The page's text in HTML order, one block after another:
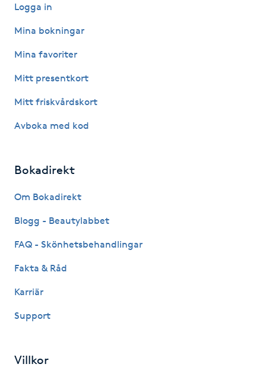
IPL
IR-massage
Japansk massage
K18
Keratinbehandling
Logga in
Mina bokningar
Mina favoriter
Mitt presentkort
Mitt friskvårdskort
Avboka med kod
Bokadirekt
Om Bokadirekt
Blogg - Beautylabbet
FAQ - Skönhetsbehandlingar
Fakta & Råd
Karriär
Support
Villkor